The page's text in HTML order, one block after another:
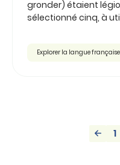
gronder) étaient
sélectionné cinq, à
Explorer la langue française
1